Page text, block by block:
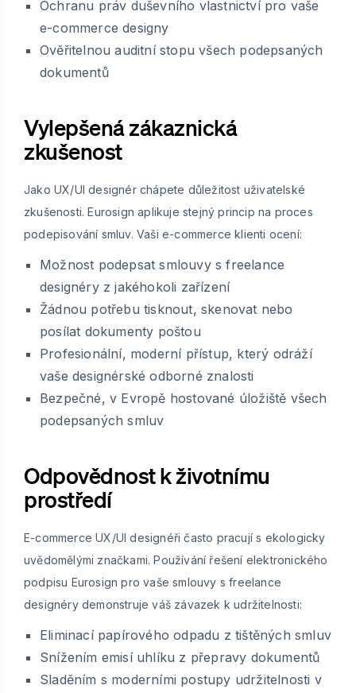
Ochranu práv duševního vlastnictví pro vaše
e-commerce designy
Ověřitelnou auditní stopu všech podepsaných
dokumentů
Vylepšená zákaznická
zkušenost
Jako UX/UI designér chápete důležitost uživatelské
zkušenosti. Eurosign aplikuje stejný princip na proces
podepisování smluv. Vaši e-commerce klienti ocení:
Možnost podepsat smlouvy s freelance
designéry z jakéhokoli zařízení
Žádnou potřebu tisknout, skenovat nebo
posílat dokumenty poštou
Profesionální, moderní přístup, který odráží
vaše designérské odborné znalosti
Bezpečné, v Evropě hostované úložiště všech
podepsaných smluv
Odpovědnost k životnímu
prostředí
E-commerce UX/UI designéři často pracují s ekologicky
uvědomělými značkami. Používání řešení elektronického
podpisu Eurosign pro vaše smlouvy s freelance
designéry demonstruje váš závazek k udržitelnosti:
Eliminací papírového odpadu z tištěných smluv
Snížením emisí uhlíku z přepravy dokumentů
Sladěním s moderními postupy udržitelnosti v